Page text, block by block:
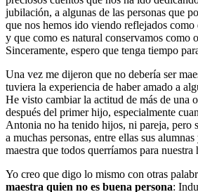
jubilación, a algunas de las personas que
que nos hemos ido viendo reflejados
y que como es natural conservamos como
Sinceramente, espero que tenga tiempo
Una vez me dijeron que no debería ser
tuviera la experiencia de haber amado a
He visto cambiar la actitud de más de una
después del primer hijo, especialmente
Antonia no ha tenido hijos, ni pareja, pero
a muchas personas, entre ellas sus
maestra que todos querríamos para
Yo creo que digo lo mismo con otras
maestra quien no es buena persona: